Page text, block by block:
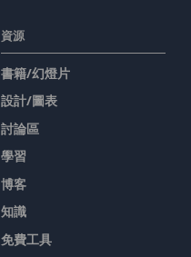
資源
書籍/幻燈片
設計/圖表
討論區
學習
博客
知識
免費工具